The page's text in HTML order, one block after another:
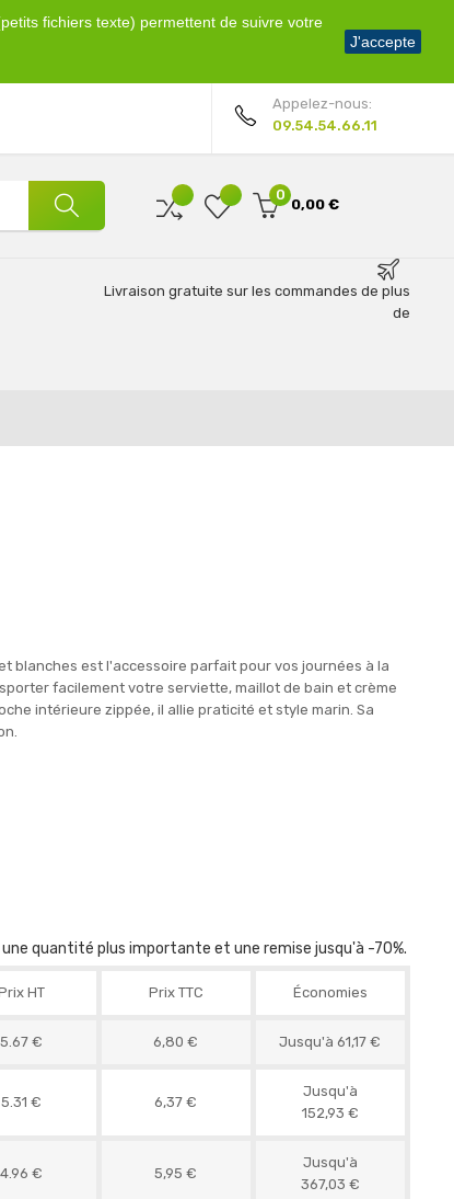
fichiers texte) permettent de suivre votre
J'accepte
Bienvenue !
Mon compte
Appelez-nous:
09.54.54.66.11
0
0,00 €
Livraison gratuite sur les commandes de plus
de
blanches est l'accessoire parfait pour vos journées à la
facilement votre serviette, maillot de bain et crème
intérieure zippée, il allie praticité et style marin. Sa
quantité plus importante et une remise jusqu'à -70%.
HT Prix TTC Économies
5.67 € 6,80 € Jusqu'à 61,17 €
5.31 € 6,37 €
Jusqu'à
152,93 €
4.96 € 5,95 €
Jusqu'à
367,03 €